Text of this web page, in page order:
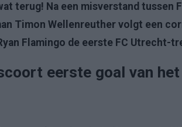
terug! Na een misverstand tussen
Timon Wellenreuther volgt een
Flamingo de eerste FC Utrecht-
eerste goal van